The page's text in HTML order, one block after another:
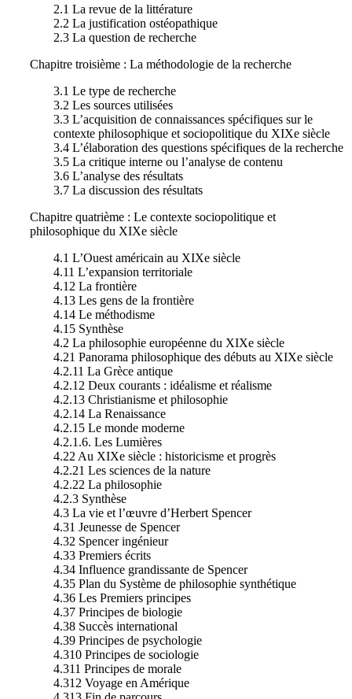
2.1 La revue de la littérature
2.2 La justification ostéopathique
2.3 La question de recherche
Chapitre troisième : La méthodologie de la recherche
3.1 Le type de recherche
3.2 Les sources utilisées
3.3 L’acquisition de connaissances spécifiques sur le
contexte philosophique et sociopolitique du XIXe siècle
3.4 L’élaboration des questions spécifiques de la recherche
3.5 La critique interne ou l’analyse de contenu
3.6 L’analyse des résultats
3.7 La discussion des résultats
Chapitre quatrième : Le contexte sociopolitique et
philosophique du XIXe siècle
4.1 L’Ouest américain au XIXe siècle
4.11 L’expansion territoriale
4.12 La frontière
4.13 Les gens de la frontière
4.14 Le méthodisme
4.15 Synthèse
4.2 La philosophie européenne du XIXe siècle
4.21 Panorama philosophique des débuts au XIXe siècle
4.2.11 La Grèce antique
4.2.12 Deux courants : idéalisme et réalisme
4.2.13 Christianisme et philosophie
4.2.14 La Renaissance
4.2.15 Le monde moderne
4.2.1.6. Les Lumières
4.22 Au XIXe siècle : historicisme et progrès
4.2.21 Les sciences de la nature
4.2.22 La philosophie
4.2.3 Synthèse
4.3 La vie et l’œuvre d’Herbert Spencer
4.31 Jeunesse de Spencer
4.32 Spencer ingénieur
4.33 Premiers écrits
4.34 Influence grandissante de Spencer
4.35 Plan du Système de philosophie synthétique
4.36 Les Premiers principes
4.37 Principes de biologie
4.38 Succès international
4.39 Principes de psychologie
4.310 Principes de sociologie
4.311 Principes de morale
4.312 Voyage en Amérique